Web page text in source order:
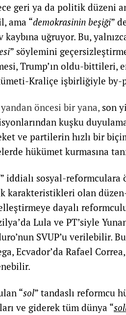
geri ya da politik düzeni
ama “demokrasinin beşiği”
kaybına uğruyor. Bu,
” söylemini
Trump’ın oldu-bittileri,
Kraliçe işbirliğiyle by-
öncesi bir yana, son
kuşku
ve partilerin hızlı bir
hükümet kurmasına
” iddialı sosyal-reformculara
karakteristikleri olan
dayalı
Lula ve PT’siyle
SVUP’u verilebilir.
Ecvador’da Rafael
“sol” tandaslı reformcu
ve giderek tüm dünya “